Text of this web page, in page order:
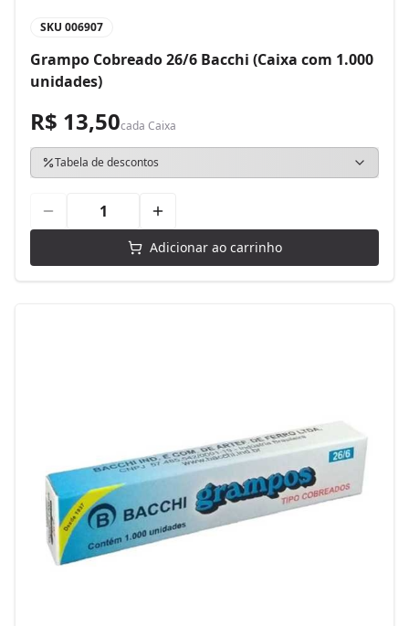
SKU 006907
Grampo Cobreado 26/6 Bacchi (Caixa com 1.000
unidades)
R$ 13,50cada Caixa
Tabela de descontos
Adicionar ao carrinho